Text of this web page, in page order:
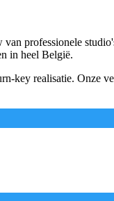
professionele
in heel België.
key realisatie.